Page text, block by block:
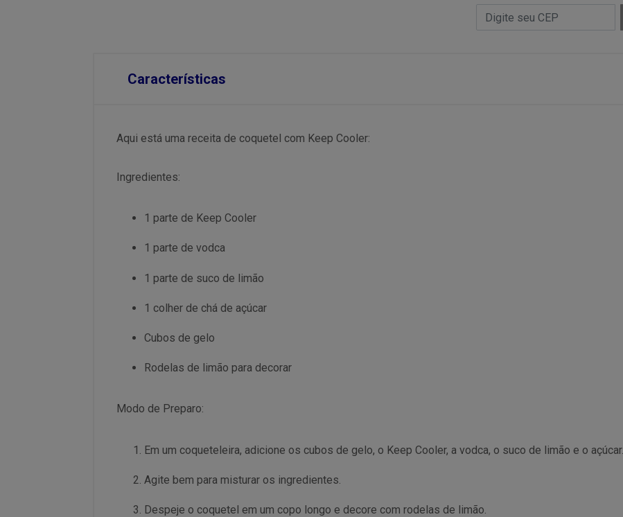
Características
Aqui está uma receita de coquetel com Keep Cooler:
Ingredientes:
1 parte de Keep Cooler
1 parte de vodca
1 parte de suco de limão
1 colher de chá de açúcar
Cubos de gelo
Rodelas de limão para decorar
Modo de Preparo:
Em um coqueteleira, adicione os cubos de gelo, o Keep Cooler, a vodca, o suco de limão e o açúcar.
Agite bem para misturar os ingredientes.
Despeje o coquetel em um copo longo e decore com rodelas de limão.